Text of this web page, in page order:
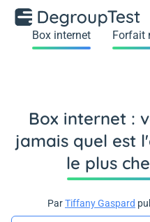
Box internet Forfait
Box internet :
jamais quel est
le plus
ParTiffany Gaspard